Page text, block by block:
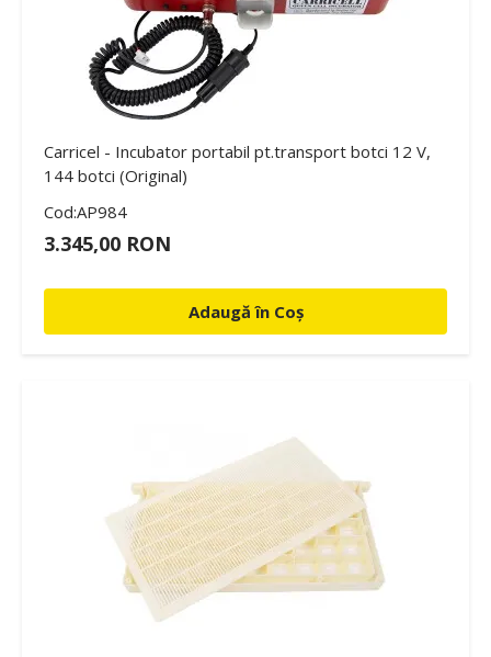
Carricel - Incubator portabil pt.transport botci 12 V,
144 botci (Original)
Cod:AP984
3.345,00 RON
Adaugă în Coș